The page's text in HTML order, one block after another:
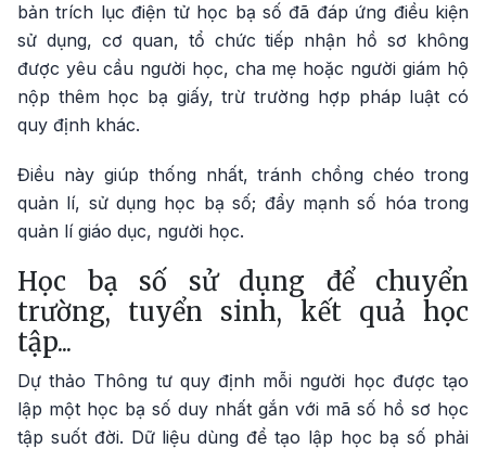
bản trích lục điện tử học bạ số đã đáp ứng điều kiện
sử dụng, cơ quan, tổ chức tiếp nhận hồ sơ không
được yêu cầu người học, cha mẹ hoặc người giám hộ
nộp thêm học bạ giấy, trừ trường hợp pháp luật có
quy định khác.
Điều này giúp thống nhất, tránh chồng chéo trong
quản lí, sử dụng học bạ số; đẩy mạnh số hóa trong
quản lí giáo dục, người học.
Học bạ số sử dụng để chuyển
trường, tuyển sinh, kết quả học
tập...
Dự thảo Thông tư quy định mỗi người học được tạo
lập một học bạ số duy nhất gắn với mã số hồ sơ học
tập suốt đời. Dữ liệu dùng để tạo lập học bạ số phải